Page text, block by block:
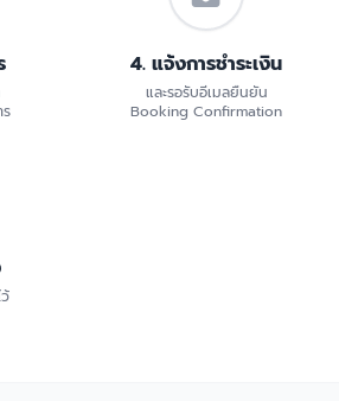
4. แจ้งการชำระเงิน
และรอรับอีเมลยืนยัน
Booking Confirmation